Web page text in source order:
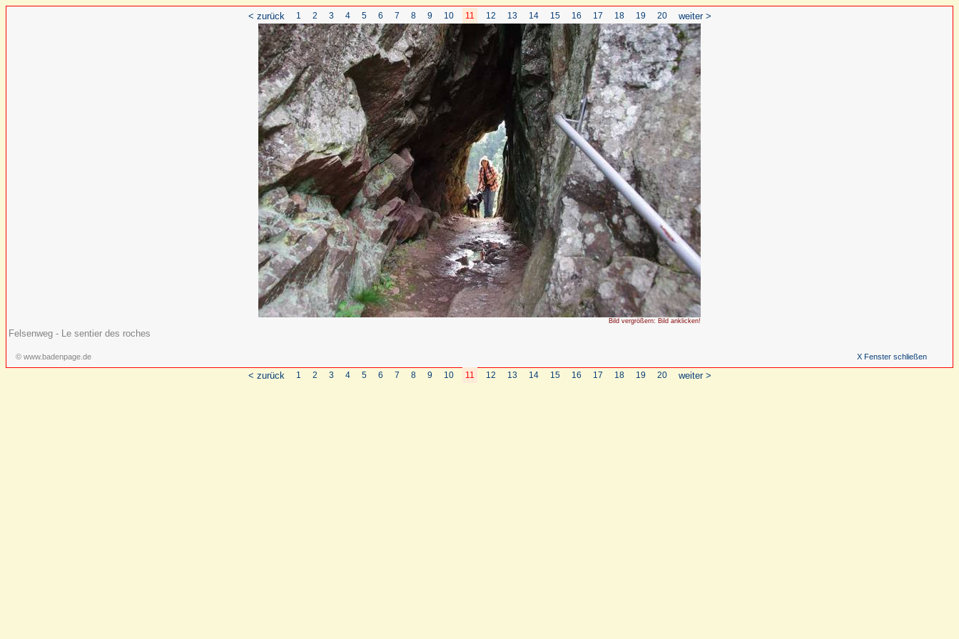
< zurück 1 2 3 4 5 6 7 8 9 10 11 12 13 14 15 16 17 18 19 20 weiter >
Bild vergrößern: Bild anklicken!
Felsenweg - Le sentier des roches
© www.badenpage.de X Fenster schließen
< zurück 1 2 3 4 5 6 7 8 9 10 11 12 13 14 15 16 17 18 19 20 weiter >